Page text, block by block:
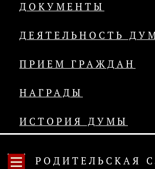
ДОКУМЕНТЫ
ДЕЯТЕЛЬНОСТЬ
ПРИЕМ ГРАЖДАН
НАГРАДЫ
ИСТОРИЯ ДУМЫ
РОДИТЕЛЬСКАЯ